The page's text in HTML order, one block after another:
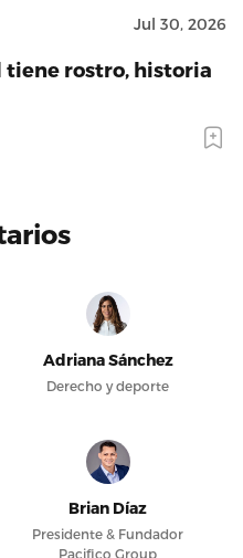
Jul 30, 2026
rostro, historia
Adriana Sánchez
Derecho y deporte
Brian Díaz
Presidente & Fundador
Pacifico Group